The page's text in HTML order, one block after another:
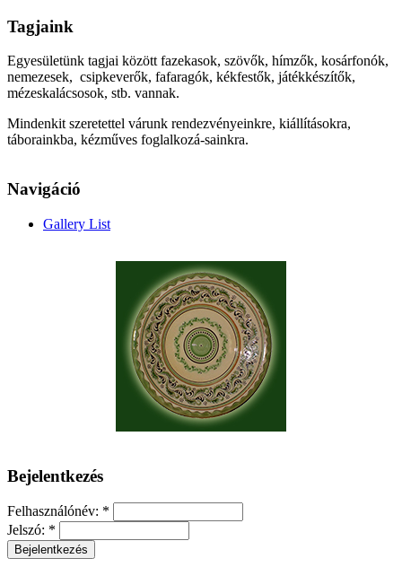
Tagjaink
Egyesületünk tagjai között fazekasok, szövők, hímzők, kosárfonók,
nemezesek, csipkeverők, fafaragók, kékfestők, játékkészítők,
mézeskalácsosok, stb. vannak.
Mindenkit szeretettel várunk rendezvényeinkre, kiállításokra,
táborainkba, kézműves foglalkozá-sainkra.
Navigáció
Gallery List
Bejelentkezés
Felhasználónév: *
Jelszó: *